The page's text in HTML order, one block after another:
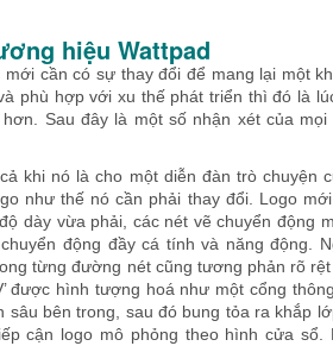
hiệu Wattpad
cần có sự thay đổi để mang lại một
phù hợp với xu thế phát triển thì đó là
Sau đây là một số nhận xét của
khi nó là cho một diễn đàn trò chuyện
như thế nó cần phải thay đổi. Logo
dày vừa phải, các nét vẽ chuyển động
động đầy cá tính và năng động.
từng đường nét cũng tương phản rõ
được hình tượng hoá như một cổng
bên trong, sau đó bung tỏa ra khắp
cận logo mô phỏng theo hình cửa sổ.